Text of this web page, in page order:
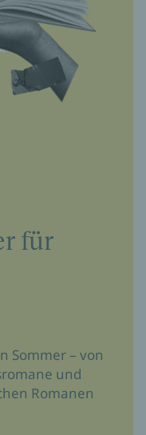
für
Sommer – von
und
Romanen